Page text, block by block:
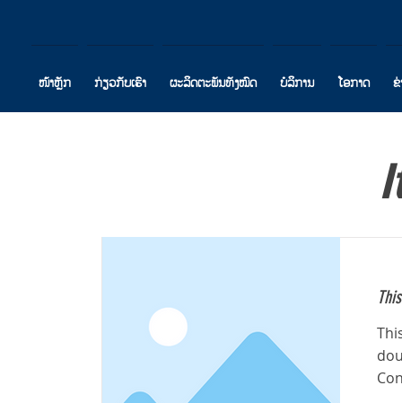
ໜ້າຫຼັກ ກ່ຽວກັບເຮົາ ຜະລິດຕະພັນທັງໝົດ ບໍລິການ ໂອກາດ